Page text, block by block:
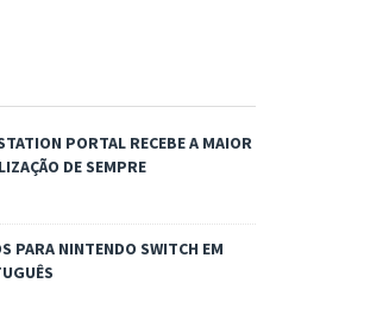
PORTAL RECEBE A MAIOR
DE SEMPRE
PARA NINTENDO SWITCH EM